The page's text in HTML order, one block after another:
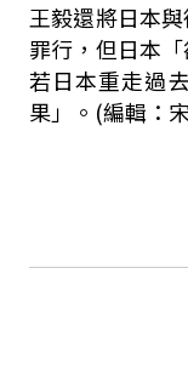
王毅還將日本
罪行，但日本
若日本重走過
果」。(編輯：